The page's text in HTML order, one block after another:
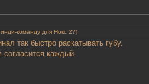
команду для Нокс 2?)
так быстро раскатывать губу.
каждый.